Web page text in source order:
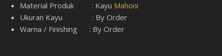
Material Produk : Kayu Mahoni
Ukuran Kayu : By Order
Warna / Finishing : By Order